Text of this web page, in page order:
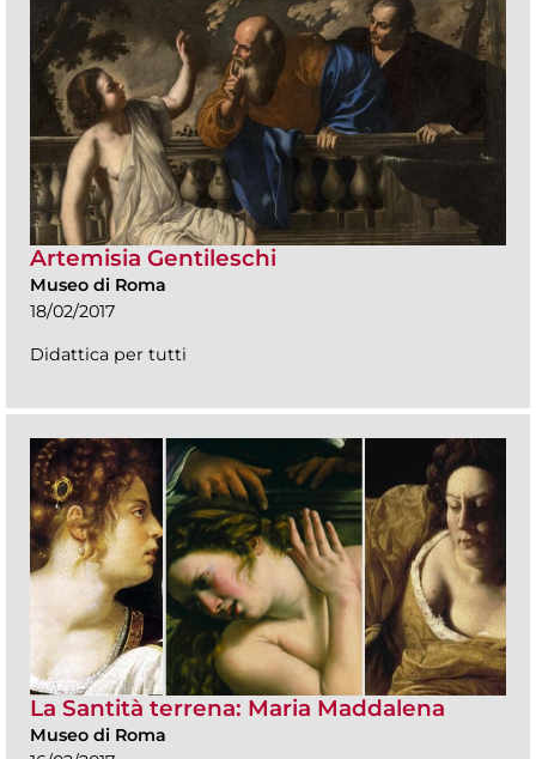
Artemisia Gentileschi
Museo di Roma
18/02/2017
Didattica per tutti
La Santità terrena: Maria Maddalena
Museo di Roma